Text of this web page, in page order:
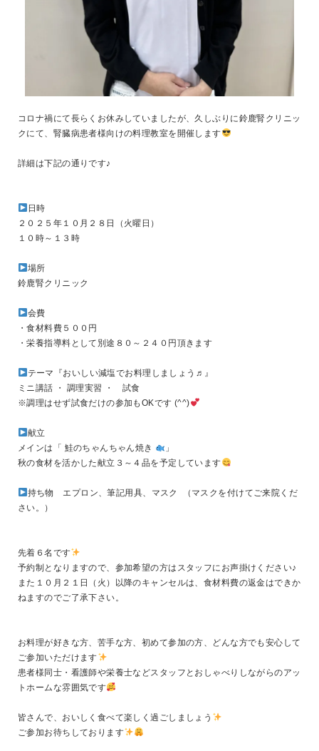
コロナ禍にて長らくお休みしていましたが、久しぶりに鈴鹿腎クリニッ
クにて、腎臓病患者様向けの料理教室を開催します
詳細は下記の通りです♪
日時
２０２５年１０月２８日（火曜日）
１０時～１３時
場所
鈴鹿腎クリニック
会費
・食材料費５００円
・栄養指導料として別途８０～２４０円頂きます
テーマ『おいしい減塩でお料理しましょう♬』
ミニ講話 ・ 調理実習 ・ 試食
※調理はせず試食だけの参加もOKです (^^)
献立
メインは「 鮭のちゃんちゃん焼き
」
秋の食材を活かした献立３～４品を予定しています
持ち物 エプロン、筆記用具、マスク （マスクを付けてご来院くだ
さい。）
先着６名です
予約制となりますので、参加希望の方はスタッフにお声掛けください♪
また１０月２１日（火）以降のキャンセルは、食材料費の返金はできか
ねますのでご了承下さい。
お料理が好きな方、苦手な方、初めて参加の方、どんな方でも安心して
ご参加いただけます
患者様同士・看護師や栄養士などスタッフとおしゃべりしながらのアッ
トホームな雰囲気です
皆さんで、おいしく食べて楽しく過ごしましょう
ご参加お待ちしております